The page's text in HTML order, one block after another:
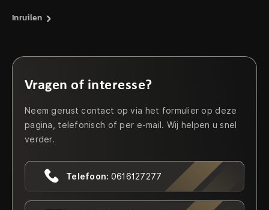
Inruilen
Vragen of interesse?
Neem gerust contact op via het formulier op deze
pagina, telefonisch of per e-mail. Wij helpen u snel
verder.
Telefoon: 0616127277